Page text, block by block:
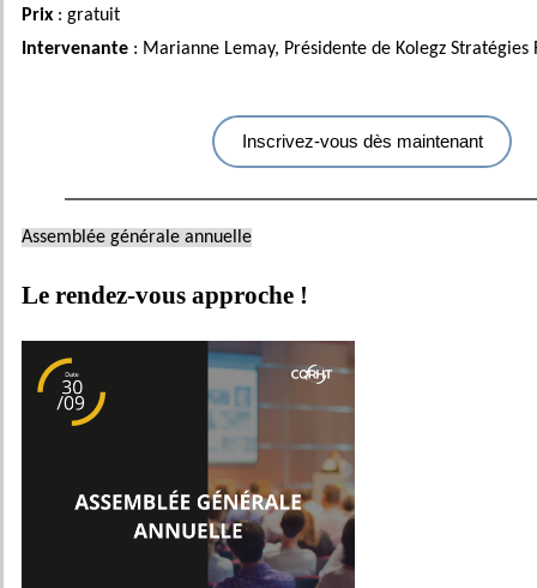
Prix : gratuit
Intervenante : Marianne Lemay, Présidente de Kolegz Stratégies
Inscrivez-vous dès maintenant
Assemblée générale annuelle
Le rendez-vous approche !